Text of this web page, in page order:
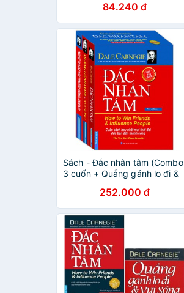
84.240 đ
Sách - Đắc nhân tâm (Combo
3 cuốn + Quẳng gánh lo đi &
trước công chúng)
252.000 đ